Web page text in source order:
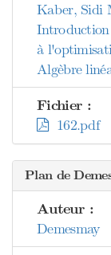
Kaber, Sidi
à
Algèbre
Fichier :
162.pdf
Plan de
Auteur :
Demesmay